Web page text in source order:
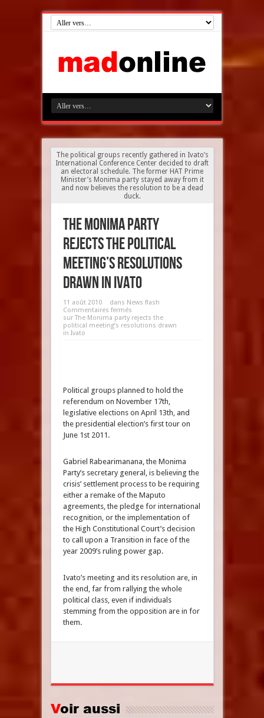
The political groups recently gathered in Ivato’s
International Conference Center decided to draft
an electoral schedule. The former HAT Prime
Minister’s Monima party stayed away from it
and now believes the resolution to be a dead
duck.
The Monima party
rejects the political
meeting’s resolutions
drawn in Ivato
11 août 2010 dans News flash
Commentaires fermés
sur The Monima party rejects the
political meeting’s resolutions drawn
in Ivato
Political groups planned to hold the
referendum on November 17th,
legislative elections on April 13th, and
the presidential election’s first tour on
June 1st 2011.
Gabriel Rabearimanana, the Monima
Party’s secretary general, is believing the
crisis’ settlement process to be requiring
either a remake of the Maputo
agreements, the pledge for international
recognition, or the implementation of
the High Constitutional Court’s decision
to call upon a Transition in face of the
year 2009’s ruling power gap.
Ivato’s meeting and its resolution are, in
the end, far from rallying the whole
political class, even if individuals
stemming from the opposition are in for
them.
Voir aussi